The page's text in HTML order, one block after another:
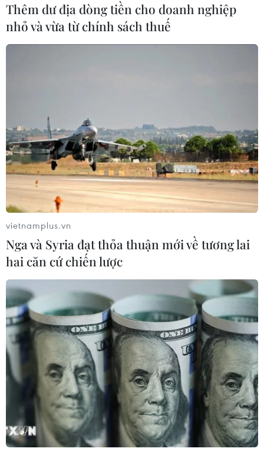
TIN CÙNG CHUYÊN MỤC
Thêm dư địa dòng tiền cho doanh nghiệp
nhỏ và vừa từ chính sách thuế
vietnamplus.vn
Nga và Syria đạt thỏa thuận mới về tương lai
hai căn cứ chiến lược